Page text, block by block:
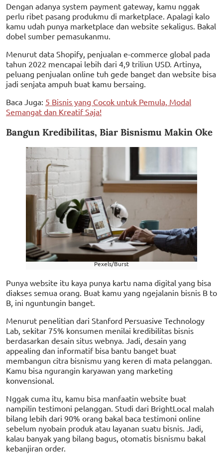
Dengan adanya system payment gateway, kamu nggak
perlu ribet pasang produkmu di marketplace. Apalagi kalo
kamu udah punya marketplace dan website sekaligus. Bakal
dobel sumber pemasukanmu.
Menurut data Shopify, penjualan e-commerce global pada
tahun 2022 mencapai lebih dari 4,9 triliun USD. Artinya,
peluang penjualan online tuh gede banget dan website bisa
jadi senjata ampuh buat kamu bersaing.
Baca Juga: 5 Bisnis yang Cocok untuk Pemula, Modal
Semangat dan Kreatif Saja!
Bangun Kredibilitas, Biar Bisnismu Makin Oke
Pexels/Burst
Punya website itu kaya punya kartu nama digital yang bisa
diakses semua orang. Buat kamu yang ngejalanin bisnis B to
B, ini nguntungin banget.
Menurut penelitian dari Stanford Persuasive Technology
Lab, sekitar 75% konsumen menilai kredibilitas bisnis
berdasarkan desain situs webnya. Jadi, desain yang
appealing dan informatif bisa bantu banget buat
membangun citra bisnismu yang keren di mata pelanggan.
Kamu bisa ngurangin karyawan yang marketing
konvensional.
Nggak cuma itu, kamu bisa manfaatin website buat
nampilin testimoni pelanggan. Studi dari BrightLocal malah
bilang lebih dari 90% orang bakal baca testimoni online
sebelum nyobain produk atau layanan suatu bisnis. Jadi,
kalau banyak yang bilang bagus, otomatis bisnismu bakal
kebanjiran order.